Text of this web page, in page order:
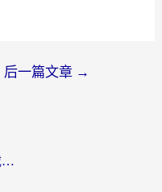
后一篇文章 →
海外崩坏：星穹铁道加速器下载安装：一份给游子的终极网络指南